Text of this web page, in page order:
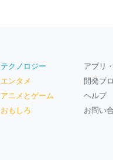
テクノロジー
エンタメ
アニメとゲーム
おもしろ
アプリ
開発ブ
ヘルプ
お問い